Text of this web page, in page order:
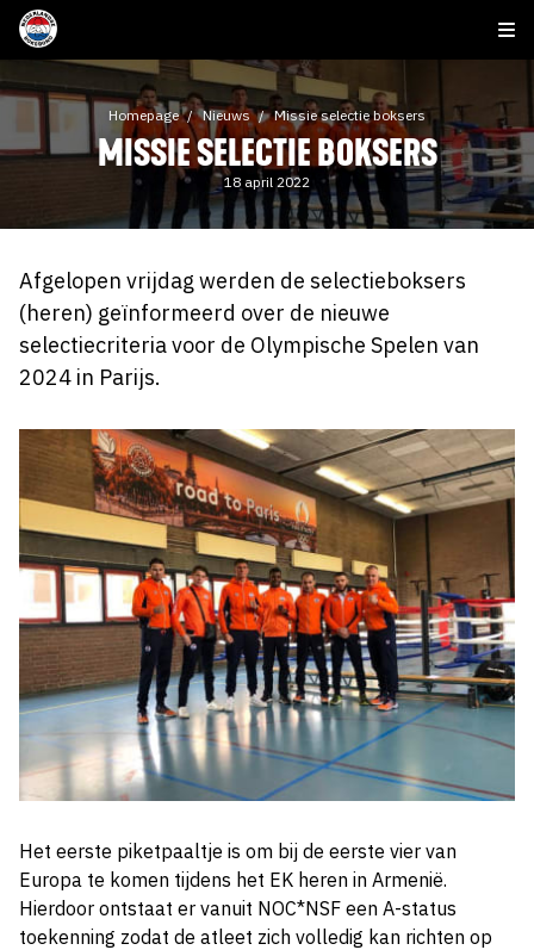
Homepage Nieuws Missie selectie boksers
MISSIE SELECTIE BOKSERS
18 april 2022
Afgelopen vrijdag werden de selectieboksers
(heren) geïnformeerd over de nieuwe
selectiecriteria voor de Olympische Spelen van
2024 in Parijs.
Het eerste piketpaaltje is om bij de eerste vier van
Europa te komen tijdens het EK heren in Armenië.
Hierdoor ontstaat er vanuit NOC*NSF een A-status
toekenning zodat de atleet zich volledig kan richten op